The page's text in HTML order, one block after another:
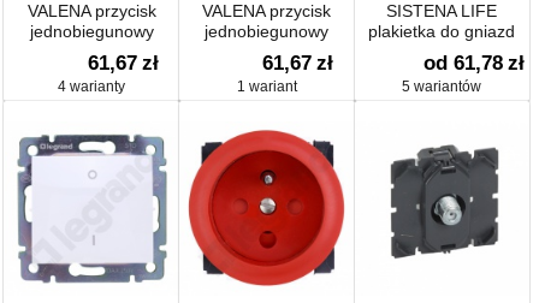
VALENA przycisk
jednobiegunowy
podświetlany z
symbolem dzwonka
61,67 zł
4 warianty
VALENA przycisk
jednobiegunowy
podświetlany z
symbolem lampy
61,67 zł
1 wariant
SISTENA LIFE
plakietka do gniazd
telefonicznych i
komputerowych
od 61,78 zł
5 wariantów